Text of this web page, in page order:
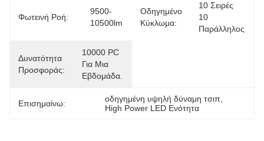
Φωτεινή Ροή:
9500-
10500lm
Οδηγημένο
Κύκλωμα:
10 Σειρές
10
Παράλληλος
Δυνατότητα
Προσφοράς:
10000 PC
Για Μια
Εβδομάδα.
Επισημαίνω: οδηγημένη υψηλή δύναμη τσιπ
High Power LED Ενότητα